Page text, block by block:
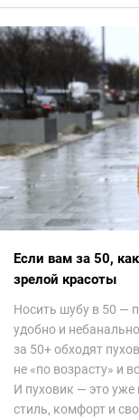
невероятно
арабских
сегодня сложно
мод.Самое
Если вам за 50,
зрелой красоты
Носить шубу в 50 —
удобно и
за 50+ обходят
не «по возрасту» и
И пуховик — это уже
стиль, комфорт и